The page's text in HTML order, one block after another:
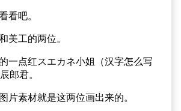
看吧。
美工的两位。
一点红スエカネ小姐（汉字怎么写
郎君。
片素材就是这两位画出来的。